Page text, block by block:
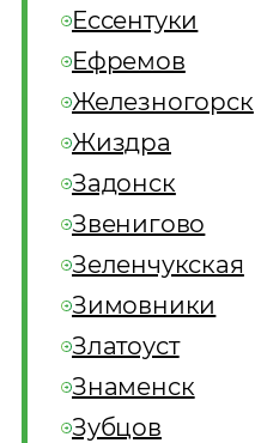
Ессентуки
Ефремов
Железногорск
Жиздра
Задонск
Звенигово
Зеленчукская
Зимовники
Златоуст
Знаменск
Зубцов